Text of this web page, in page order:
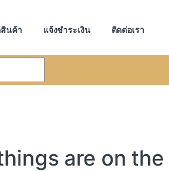
นค้า แจ้งชำระเงิน ติดต่อเรา
are on